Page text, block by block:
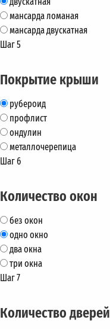
мансарда ломаная
мансарда двускатная
Шаг 5
Покрытие крыши
рубероид
профлист
ондулин
металлочерепица
Шаг 6
Количество окон
без окон
одно окно
два окна
три окна
Шаг 7
Количество дверей